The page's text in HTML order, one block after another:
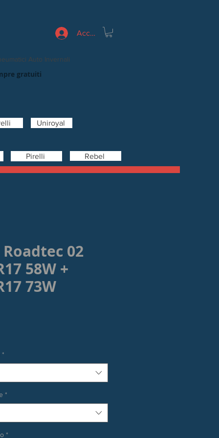
Accedi
Auto Invernali
gratuiti
Uniroyal
Pirelli Rebel
02
58W +
73W
*
*
*